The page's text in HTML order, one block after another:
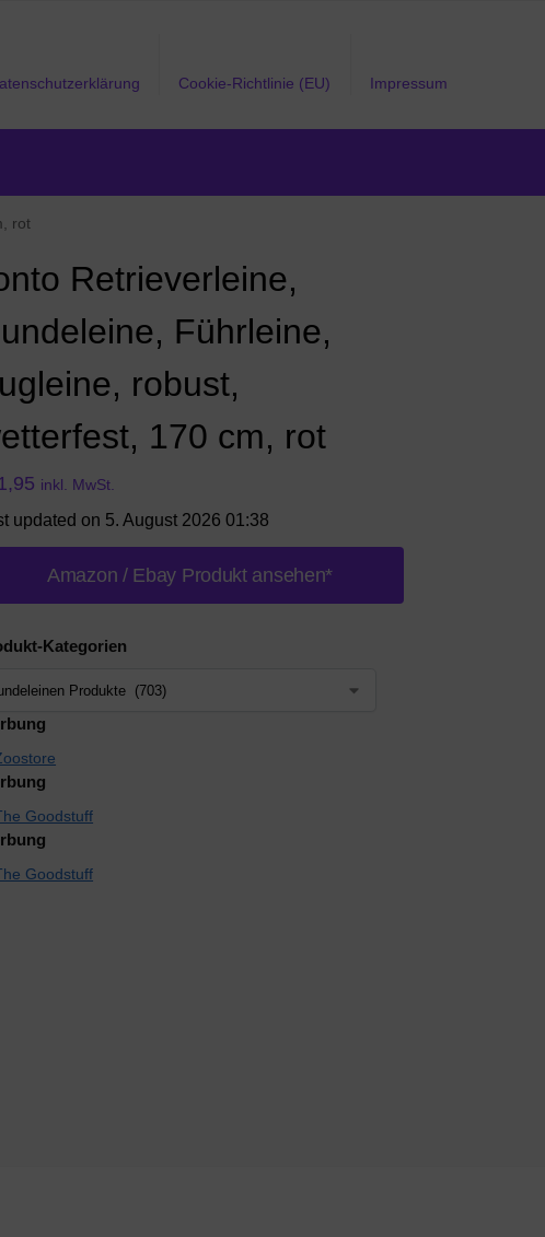
Cookie-Richtlinie (EU) Impressum
rot
Retrieverleine,
Führleine,
robust,
170 cm, rot
inkl. MwSt.
updated on 5. August 2026 01:38
Amazon / Ebay Produkt ansehen*
Kategorien